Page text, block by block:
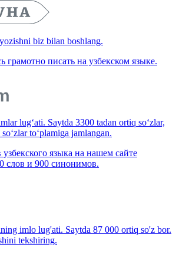
biz bilan boshlang.
грамотно писать на узбекском языке.
lug‘ati. Saytda 3300 tadan ortiq so‘zlar,
to‘plamiga jamlangan.
языка на нашем сайте
слов и 900 синонимов.
imlo lug'ati. Saytda 87 000 ortiq so'z bor.
tekshiring.